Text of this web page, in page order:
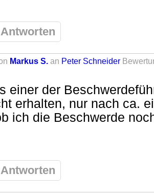
Antworten
Markus S. an Peter Schneider
einer der
erhalten, nur nach ca.
ich die Beschwerde
Antworten